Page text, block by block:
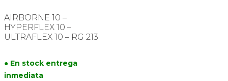
AIRBORNE 10 –
HYPERFLEX 10 –
ULTRAFLEX 10 – RG 213
● En stock entrega
inmediata